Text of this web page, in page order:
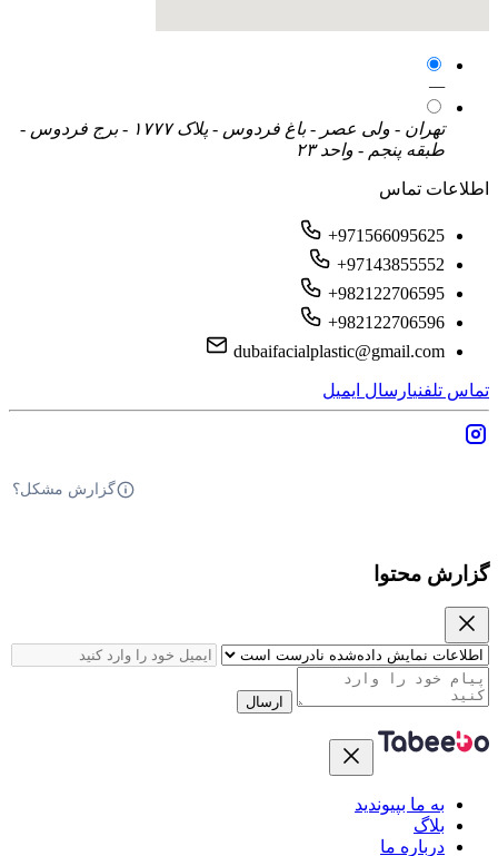
—
تهران - ولی عصر - باغ فردوس - پلاک ۱۷۷۷ - برج فردوس -
طبقه پنجم - واحد ۲۳
اطلاعات تماس
+971566095625
+97143855552
+982122706595
+982122706596
dubaifacialplastic@gmail.com
تماس تلفنیارسال ایمیل
گزارش مشکل؟
گزارش محتوا
ارسال
به ما بپیوندید
بلاگ
درباره ما